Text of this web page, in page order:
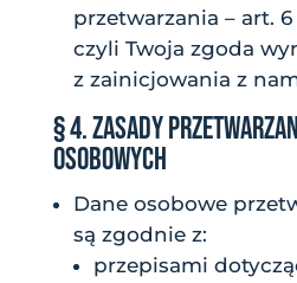
przetwarzania – art. 6
czyli Twoja zgoda
z zainicjowania z
§ 4. ZASADY
OSOBOWYCH
Dane osobowe
są zgodnie z:
przepisami